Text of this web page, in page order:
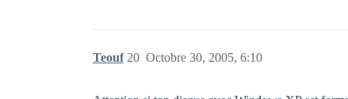
Teouf Octobre 30, 2005, 6:10
20